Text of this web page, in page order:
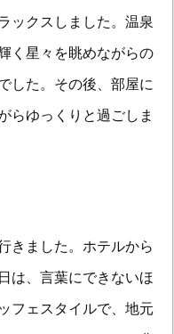
ックスしました。温泉
く星々を眺めながらの
した。その後、部屋に
らゆっくりと過ごしま
きました。ホテルから
は、言葉にできないほ
フェスタイルで、地元